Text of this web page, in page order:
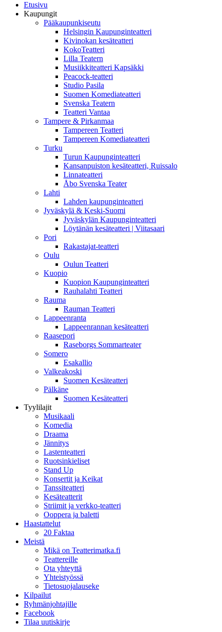
Etusivu
Kaupungit
Pääkaupunkiseutu
Helsingin Kaupunginteatteri
Kivinokan kesäteatteri
KokoTeatteri
Lilla Teatern
Musiikkiteatteri Kapsäkki
Peacock-teatteri
Studio Pasila
Suomen Komediateatteri
Svenska Teatern
Teatteri Vantaa
Tampere & Pirkanmaa
Tampereen Teatteri
Tampereen Komediateatteri
Turku
Turun Kaupunginteatteri
Kansanpuiston kesäteatteri, Ruissalo
Linnateatteri
Åbo Svenska Teater
Lahti
Lahden kaupunginteatteri
Jyväskylä & Keski-Suomi
Jyväskylän Kaupunginteatteri
Löytänän kesäteatteri | Viitasaari
Pori
Rakastajat-teatteri
Oulu
Oulun Teatteri
Kuopio
Kuopion Kaupunginteatteri
Rauhalahti Teatteri
Rauma
Rauman Teatteri
Lappeenranta
Lappeenrannan kesäteatteri
Raasepori
Raseborgs Sommarteater
Somero
Esakallio
Valkeakoski
Suomen Kesäteatteri
Pälkäne
Suomen Kesäteatteri
Tyylilajit
Musikaali
Komedia
Draama
Jännitys
Lastenteatteri
Ruotsinkieliset
Stand Up
Konsertit ja Keikat
Tanssiteatteri
Kesäteatterit
Striimit ja verkko-teatteri
Ooppera ja baletti
Haastattelut
20 Faktaa
Meistä
Mikä on Teatterimatka.fi
Teattereille
Ota yhteyttä
Yhteistyössä
Tietosuojalauseke
Kilpailut
Ryhmänjohtajille
Facebook
Tilaa uutiskirje